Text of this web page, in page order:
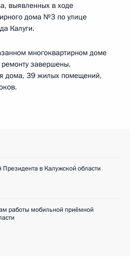
выявленных в ходе
дома №3 по улице
Калуги.
многоквартирном доме
завершены.
дома, 39 жилых помещений,
в Калужской области
работы мобильной приёмной